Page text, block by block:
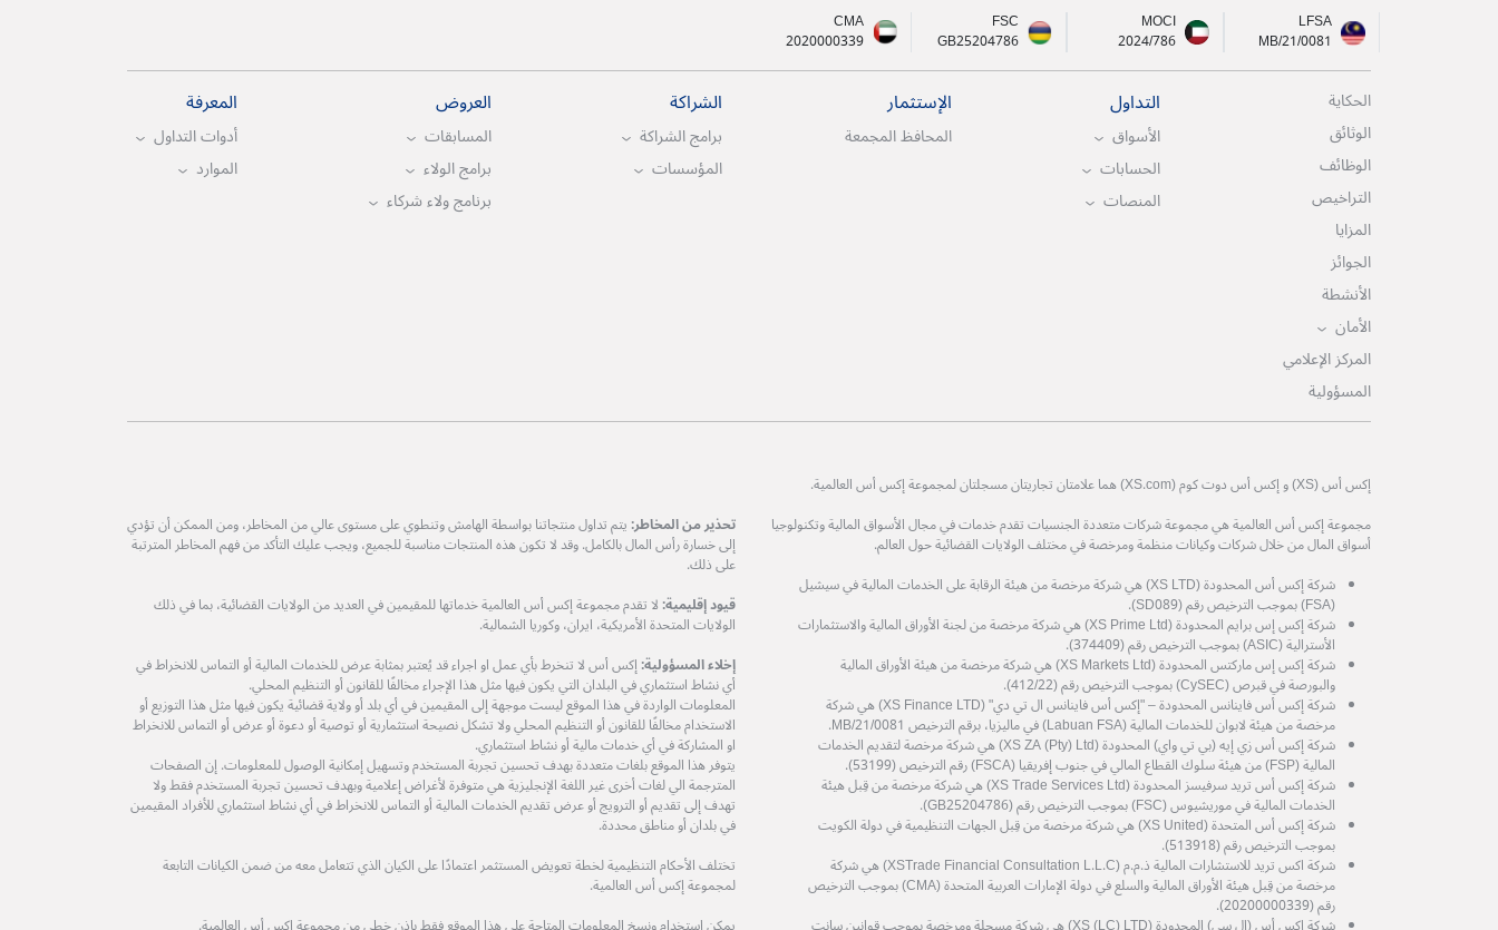
LFSA
MB/21/0081
MOCI
2024/786
FSC
GB25204786
CMA
2020000339
الحكاية
الوثائق
الوظائف
التراخيص
المزايا
الجوائز
الأنشطة
الأمان
المركز الإعلامي
المسؤولية
التداول
الأسواق
الحسابات
المنصات
الإستثمار
المحافظ المجمعة
الشراكة
برامج الشراكة
المؤسسات
العروض
المسابقات
برامج الولاء
برنامج ولاء شركاء
المعرفة
أدوات التداول
الموارد
إكس أس (XS) و إكس أس دوت كوم (XS.com) هما علامتان تجاريتان مسجلتان لمجموعة إكس أس العالمية.
مجموعة إكس أس العالمية هي مجموعة شركات متعددة الجنسيات تقدم خدمات في مجال الأسواق المالية وتكنولوجيا
أسواق المال من خلال شركات وكيانات منظمة ومرخصة في مختلف الولايات القضائية حول العالم.
شركة إكس أس المحدودة (XS LTD) هي شركة مرخصة من هيئة الرقابة على الخدمات المالية في سيشيل
(FSA) بموجب الترخيص رقم (SD089).
شركة إكس إس برايم المحدودة (XS Prime Ltd) هي شركة مرخصة من لجنة الأوراق المالية والاستثمارات
الأسترالية (ASIC) بموجب الترخيص رقم (374409).
شركة إكس إس ماركتس المحدودة (XS Markets Ltd) هي شركة مرخصة من هيئة الأوراق المالية
والبورصة في قبرص (CySEC) بموجب الترخيص رقم (412/22).
شركة إكس أس فاينانس المحدودة – "إكس أس فاينانس ال تي دي" (XS Finance LTD) هي شركة
مرخصة من هيئة لابوان للخدمات المالية (Labuan FSA) في ماليزيا، برقم الترخيص MB/21/0081.
شركة إكس أس زي إيه (بي تي واي) المحدودة (XS ZA (Pty) Ltd) هي شركة مرخصة لتقديم الخدمات
المالية (FSP) من هيئة سلوك القطاع المالي في جنوب إفريقيا (FSCA) رقم الترخيص (53199).
شركة إكس أس تريد سرفيسز المحدودة (XS Trade Services Ltd) هي شركة مرخصة من قِبل هيئة
الخدمات المالية في موريشيوس (FSC) بموجب الترخيص رقم (GB25204786).
شركة إكس أس المتحدة (XS United) هي شركة مرخصة من قِبل الجهات التنظيمية في دولة الكويت
بموجب الترخيص رقم (513918).
شركة اكس تريد للاستشارات المالية ذ.م.م (XSTrade Financial Consultation L.L.C) هي شركة
مرخصة من قِبل هيئة الأوراق المالية والسلع في دولة الإمارات العربية المتحدة (CMA) بموجب الترخيص
رقم (20200000339).
تحذير من المخاطر: يتم تداول منتجاتنا بواسطة الهامش وتنطوي على مستوى عالي من المخاطر، ومن الممكن أن تؤدي
إلى خسارة رأس المال بالكامل. وقد لا تكون هذه المنتجات مناسبة للجميع، ويجب عليك التأكد من فهم المخاطر المترتبة
على ذلك.
قيود إقليمية: لا تقدم مجموعة إكس أس العالمية خدماتها للمقيمين في العديد من الولايات القضائية، بما في ذلك
الولايات المتحدة الأمريكية، ايران، وكوريا الشمالية.
إخلاء المسؤولية:إكس أس لا تنخرط بأي عمل او اجراء قد يُعتبر بمثابة عرض للخدمات المالية أو التماس للانخراط في
أي نشاط استثماري في البلدان التي يكون فيها مثل هذا الإجراء مخالفًا للقانون أو التنظيم المحلي.
المعلومات الواردة في هذا الموقع ليست موجهة إلى المقيمين في أي بلد أو ولاية قضائية يكون فيها مثل هذا التوزيع أو
الاستخدام مخالفًا للقانون أو التنظيم المحلي ولا تشكل نصيحة استثمارية أو توصية أو دعوة أو عرض أو التماس للانخراط
او المشاركة في أي خدمات مالية أو نشاط استثماري.
يتوفر هذا الموقع بلغات متعددة بهدف تحسين تجربة المستخدم وتسهيل إمكانية الوصول للمعلومات. إن الصفحات
المترجمة الي لغات أخرى غير اللغة الإنجليزية هي متوفرة لأغراض إعلامية وبهدف تحسين تجربة المستخدم فقط ولا
تهدف إلى تقديم أو الترويج أو عرض تقديم الخدمات المالية أو التماس للانخراط في أي نشاط استثماري للأفراد المقيمين
في بلدان أو مناطق محددة.
تختلف الأحكام التنظيمية لخطة تعويض المستثمر اعتمادًا على الكيان الذي تتعامل معه من ضمن الكيانات التابعة
لمجموعة إكس أس العالمية.